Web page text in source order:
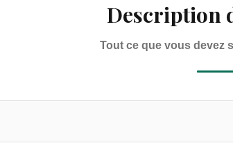
Description
Tout ce que vous devez